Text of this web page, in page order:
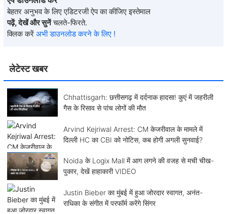
लेटेस्ट खबर
Chhattisgarh: छत्तीसगढ़ में दर्दनाक हादसा! कुएं में जहरीली
गैस के रिसाव से पांच लोगों की मौत
Arvind Kejriwal Arrest: CM केजरीवाल के मामले में
दिल्ली HC का CBI को नोटिस, कब होगी अगली सुनवाई?
Noida के Logix Mall में आग लगने की वजह से मची चीख-
पुकार, देखें हाहाकारी VIDEO
Justin Bieber का मुंबई में हुआ जोरदार स्वागत, अनंत-
राधिका के संगीत में परफॉर्म करेंगे सिंगर
बेहतर अनुभव के लिए एडिटरजी ऐप का कीजिए इस्तेमाल
पढ़ें, देखें और सुनें चलते-फिरते.
क्लिक करें अभी डाउनलोड करने के लिए !